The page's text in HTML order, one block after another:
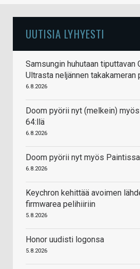
UUTISIA LYHYESTI
Samsungin huhutaan tiputtavan
Ultrasta neljännen takakameran
6.8.2026
Doom pyörii nyt (melkein)
64:llä
6.8.2026
Doom pyörii nyt myös Paintissa
6.8.2026
Keychron kehittää avoimen
firmwarea pelihiiriin
5.8.2026
Honor uudisti logonsa
5.8.2026